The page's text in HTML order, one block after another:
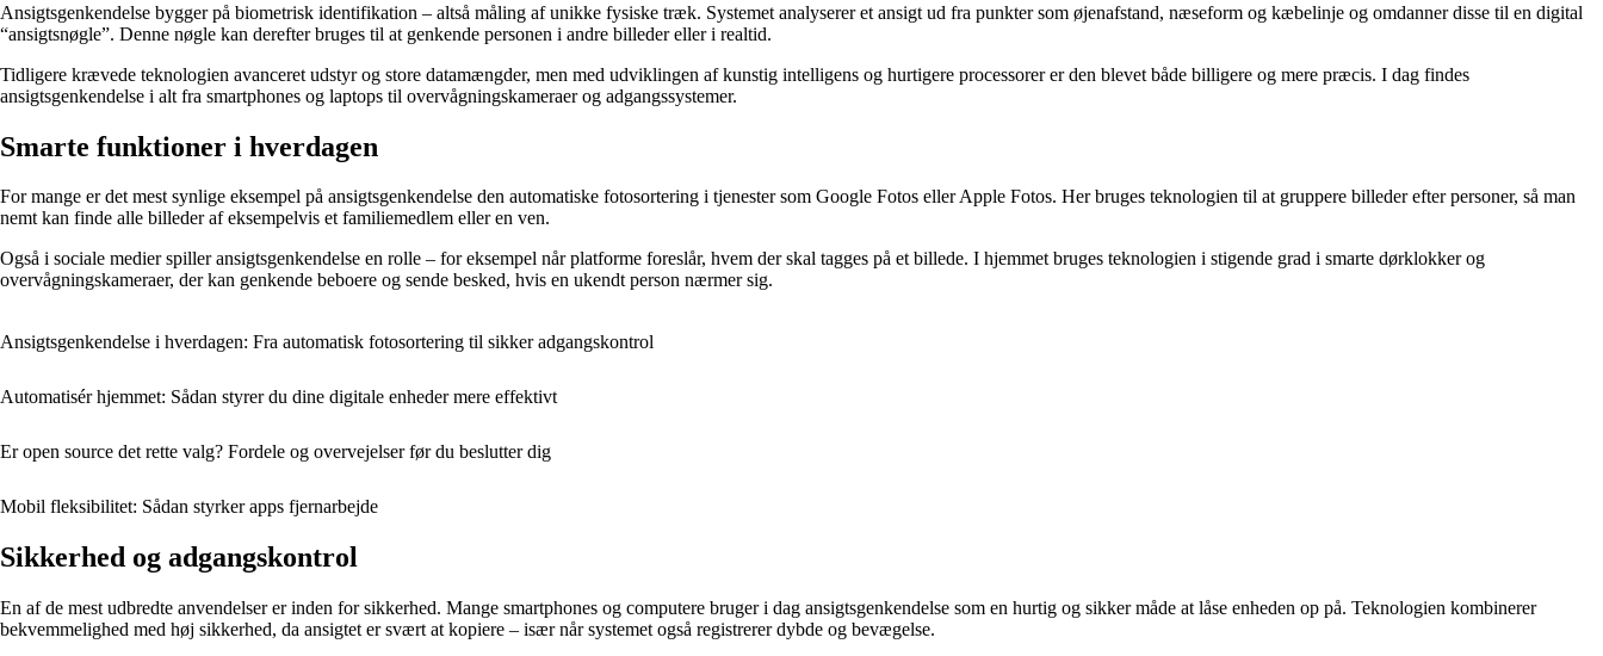
Ansigtsgenkendelse bygger på biometrisk identifikation – altså måling af unikke fysiske træk. Systemet analyserer et ansigt ud fra punkter som øjenafstand, næseform og kæbelinje og omdanner disse til en digital
“ansigtsnøgle”. Denne nøgle kan derefter bruges til at genkende personen i andre billeder eller i realtid.
Tidligere krævede teknologien avanceret udstyr og store datamængder, men med udviklingen af kunstig intelligens og hurtigere processorer er den blevet både billigere og mere præcis. I dag findes
ansigtsgenkendelse i alt fra smartphones og laptops til overvågningskameraer og adgangssystemer.
Smarte funktioner i hverdagen
For mange er det mest synlige eksempel på ansigtsgenkendelse den automatiske fotosortering i tjenester som Google Fotos eller Apple Fotos. Her bruges teknologien til at gruppere billeder efter personer, så man
nemt kan finde alle billeder af eksempelvis et familiemedlem eller en ven.
Også i sociale medier spiller ansigtsgenkendelse en rolle – for eksempel når platforme foreslår, hvem der skal tagges på et billede. I hjemmet bruges teknologien i stigende grad i smarte dørklokker og
overvågningskameraer, der kan genkende beboere og sende besked, hvis en ukendt person nærmer sig.
Ansigtsgenkendelse i hverdagen: Fra automatisk fotosortering til sikker adgangskontrol
Automatisér hjemmet: Sådan styrer du dine digitale enheder mere effektivt
Er open source det rette valg? Fordele og overvejelser før du beslutter dig
Mobil fleksibilitet: Sådan styrker apps fjernarbejde
Sikkerhed og adgangskontrol
En af de mest udbredte anvendelser er inden for sikkerhed. Mange smartphones og computere bruger i dag ansigtsgenkendelse som en hurtig og sikker måde at låse enheden op på. Teknologien kombinerer
bekvemmelighed med høj sikkerhed, da ansigtet er svært at kopiere – især når systemet også registrerer dybde og bevægelse.